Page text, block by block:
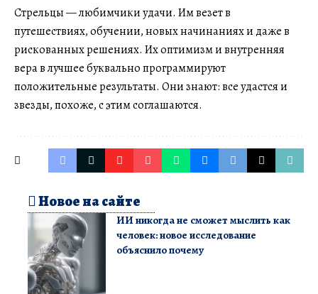
Стрельцы — любимчики удачи. Им везет в
путешествиях, обучении, новых начинаниях и даже в
рискованных решениях. Их оптимизм и внутренняя
вера в лучшее буквально программируют
положительные результаты. Они знают: все удастся и
звезды, похоже, с этим соглашаются.
Новое на сайте
ИИ никогда не сможет мыслить как
человек: новое исследование
объяснило почему